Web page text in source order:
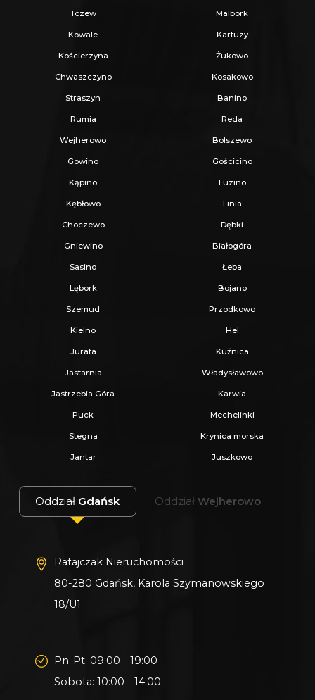
Tczew Malbork
Kowale Kartuzy
Kościerzyna Żukowo
Chwaszczyno Kosakowo
Straszyn Banino
Rumia Reda
Wejherowo Bolszewo
Gowino Gościcino
Kąpino Luzino
Kębłowo Linia
Choczewo Dębki
Gniewino Białogóra
Sasino Łeba
Lębork Bojano
Szemud Przodkowo
Kielno Hel
Jurata Kuźnica
Jastarnia Władysławowo
Jastrzebia Góra Karwia
Puck Mechelinki
Stegna Krynica morska
Jantar Juszkowo
Oddział Gdańsk Oddział Wejherowo
Ratajczak Nieruchomości
80-280 Gdańsk, Karola Szymanowskiego
18/U1
Pn-Pt: 09:00 - 19:00
Sobota: 10:00 - 14:00